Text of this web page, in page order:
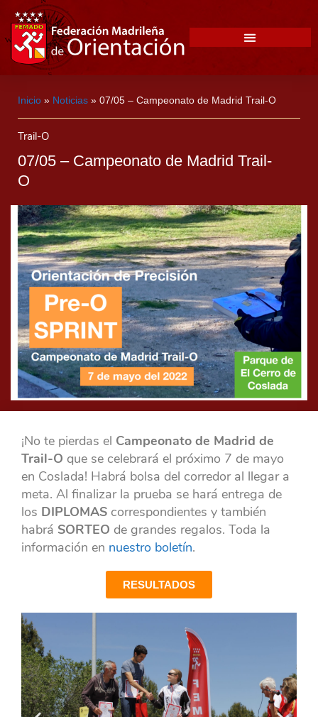
Inicio » Noticias » 07/05 – Campeonato de Madrid Trail-O
Trail-O
07/05 – Campeonato de Madrid Trail-
O
¡No te pierdas el Campeonato de Madrid de
Trail-O que se celebrará el próximo 7 de mayo
en Coslada! Habrá bolsa del corredor al llegar a
meta. Al finalizar la prueba se hará entrega de
los DIPLOMAS correspondientes y también
habrá SORTEO de grandes regalos. Toda la
información en nuestro boletín.
RESULTADOS